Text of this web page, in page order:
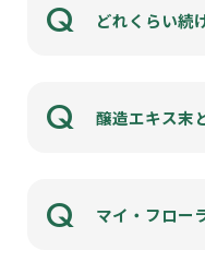
Q どれくらい続
Q 醸造エキス末
Q マイ・フロー